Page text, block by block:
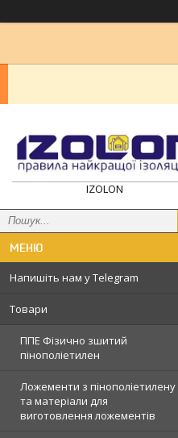
IZOLON
Напишіть нам у Telegram
Товари
ППЕ Фізично зшитий
пінополіетилен
Ложементи з пінополіетилену
та матеріали для
виготовлення ложементів